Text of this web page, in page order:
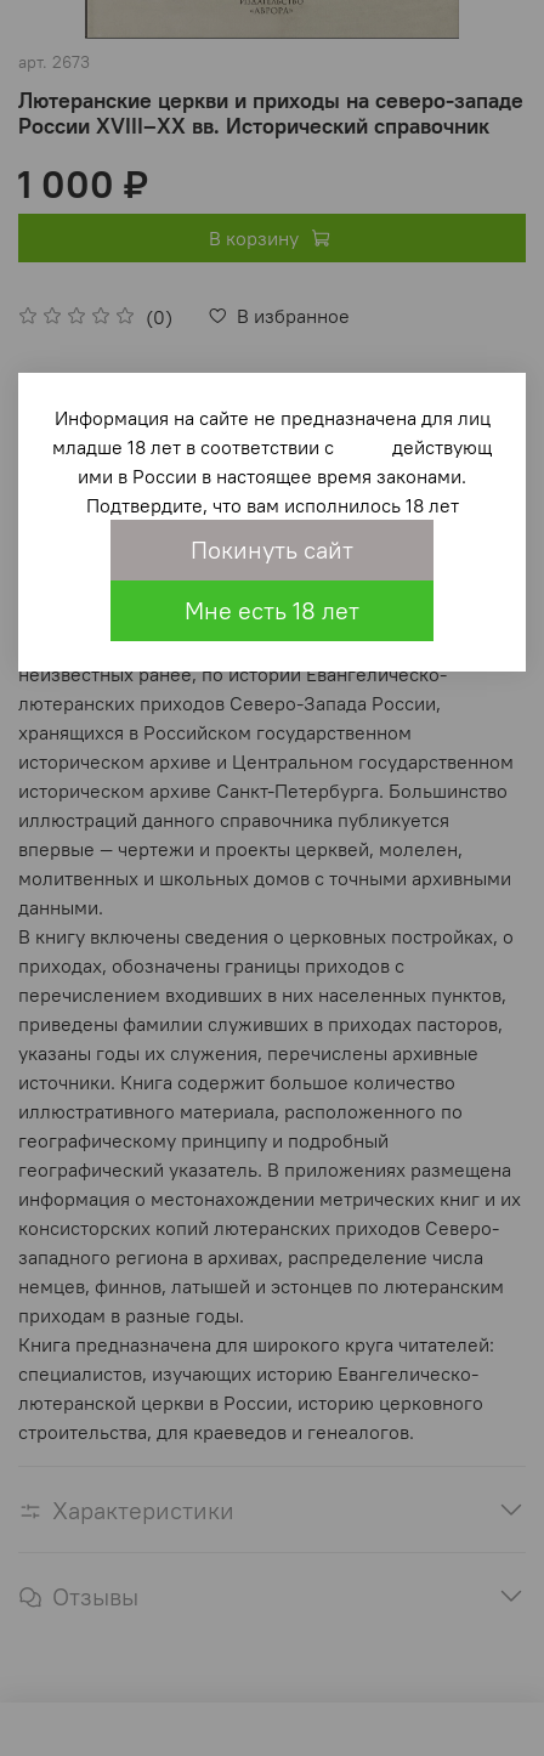
арт. 2673
Лютеранские церкви и приходы на северо-западе
России XVIII–XX вв. Исторический справочник
(0) В избранное
1 000 ₽
В корзину
Описание
Эта книга - уникальный справочник, который составлен
на основе архивных научных исследований и включает в
себя большой комплекс документов, в том числе
неизвестных ранее, по истории Евангелическо-
лютеранских приходов Северо-Запада России,
хранящихся в Российском государственном
историческом архиве и Центральном государственном
историческом архиве Санкт-Петербурга. Большинство
иллюстраций данного справочника публикуется
впервые — чертежи и проекты церквей, молелен,
молитвенных и школьных домов с точными архивными
данными.
В книгу включены сведения о церковных постройках, о
приходах, обозначены границы приходов с
перечислением входивших в них населенных пунктов,
приведены фамилии служивших в приходах пасторов,
указаны годы их служения, перечислены архивные
источники. Книга содержит большое количество
иллюстративного материала, расположенного по
географическому принципу и подробный
географический указатель. В приложениях размещена
информация о местонахождении метрических книг и их
консисторских копий лютеранских приходов Северо-
западного региона в архивах, распределение числа
немцев, финнов, латышей и эстонцев по лютеранским
приходам в разные годы.
Книга предназначена для широкого круга читателей:
специалистов, изучающих историю Евангелическо-
лютеранской церкви в России, историю церковного
строительства, для краеведов и генеалогов.
Характеристики
Отзывы
Информация на сайте не предназначена для лиц
младше 18 лет в соответствии с действующ
ими в России в настоящее время законами.
Подтвердите, что вам исполнилось 18 лет
Покинуть сайт
Мне есть 18 лет